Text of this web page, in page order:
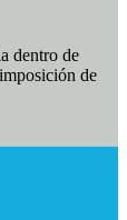
dentro de
de